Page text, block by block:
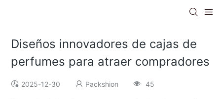
Diseños innovadores de cajas de
perfumes para atraer compradores
2025-12-30 Packshion 45